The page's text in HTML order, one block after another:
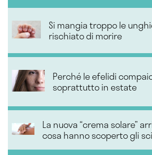
Si mangia troppo le
rischiato di morire
Perché le efelidi
soprattutto in estate
La nuova “crema solare”
cosa hanno scoperto gli